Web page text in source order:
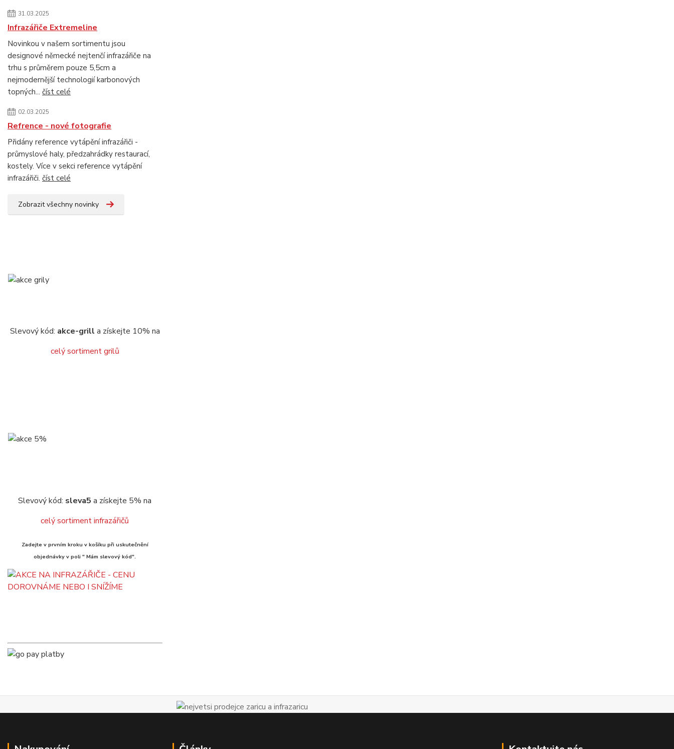
31.03.2025
Infrazářiče Extremeline
Novinkou v našem sortimentu jsou
designové německé nejtenčí infrazářiče na
trhu s průměrem pouze 5,5cm a
nejmodernější technologií karbonových
topných... číst celé
02.03.2025
Refrence - nové fotografie
Přidány reference vytápění infrazářiči -
průmyslové haly, předzahrádky restaurací,
kostely. Více v sekci reference vytápění
infrazářiči. číst celé
Zobrazit všechny novinky
Slevový kód: akce-grill a získejte 10% na
celý sortiment grilů
Slevový kód: sleva5 a získejte 5% na
celý sortiment infrazářičů
Zadejte v prvním kroku v košíku při uskutečnění
objednávky v poli " Mám slevový kód".